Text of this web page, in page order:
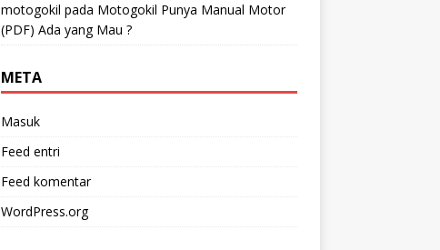
motogokil pada Motogokil Punya Manual Motor
(PDF) Ada yang Mau ?
META
Masuk
Feed entri
Feed komentar
WordPress.org